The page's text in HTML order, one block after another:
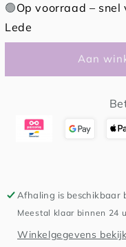
Wensboon
-
bundeltje
liefde
🟢Op voorraad –
Lede
Aan
Afhaling is beschikbaar
Meestal klaar binnen 24
Winkelgegevens